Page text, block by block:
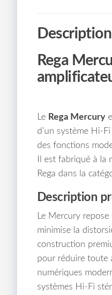
Description
Rega
Le Rega Mercury
d’un système Hi-
des fonctions
Il est fabriqué à la
Rega dans la
Description
Le Mercury repose
minimise la
construction
pour réduire toute
numériques
systèmes Hi-Fi